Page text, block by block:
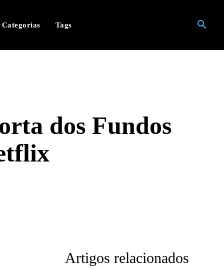
Categorias Tags
dos Fundos
Artigos relacionados